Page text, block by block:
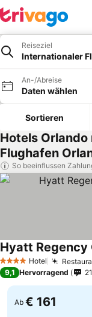
Reiseziel
Internationaler
An-/Abreise
Daten wählen
Sortieren
Hotels
Flughafen
So beeinflussen
4 Sterne Hotel
Hyatt
9,1 Hervorragend
Ab € 161